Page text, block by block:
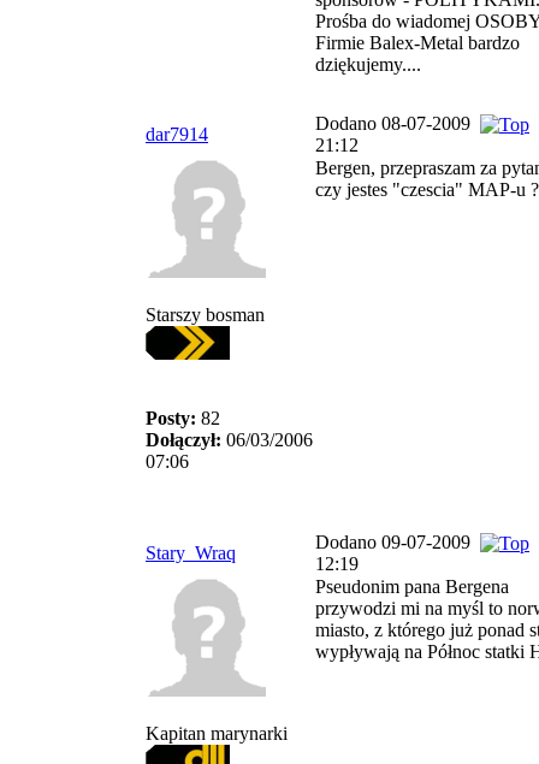
Prośba do wiadomej
Firmie Balex-Metal bardzo
dziękujemy....
dar7914
Dodano 08-07-2009
21:12
Starszy bosman
Posty: 82
Dołączył: 06/03/2006
07:06
Bergen, przepraszam za
czy jestes "czescia" MAP-u ?
Stary_Wraq
Dodano 09-07-2009
12:19
Kapitan marynarki
Pseudonim pana Bergena
przywodzi mi na myśl to
miasto, z którego już ponad
wypływają na Północ statki